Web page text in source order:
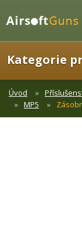
Kategorie
Úvod
MP5